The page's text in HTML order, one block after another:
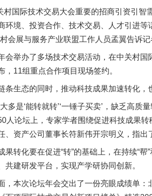
国际技术交易大会重要的招商引资引智
环境、投资合作、技术交易、人才引进
会展与服务产业联盟工作人员孟翼告诉记
举办了多场技术交易活动，在中关村国
，11组重点合作项目现场签约。
生态的同时，推动科技成果加速转化，
是‘能转就转’‘一锤子买卖’，缺乏高质
人论坛上，专家学者围绕促进科技成果
、资产公司董事长符新伟开宗明义，指出
化要在促进“转”的基础上，在持续“帮
共建研发平台，实现产学研协同创新。
本次论坛年会交出了一份亮眼成绩单：